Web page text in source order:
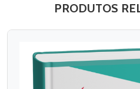
PRODUTOS